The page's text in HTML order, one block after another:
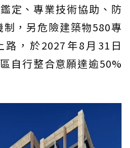
定、專業技術協助、防
，另危險建築物580專
路，於2027年8月31日
自行整合意願達逾50%